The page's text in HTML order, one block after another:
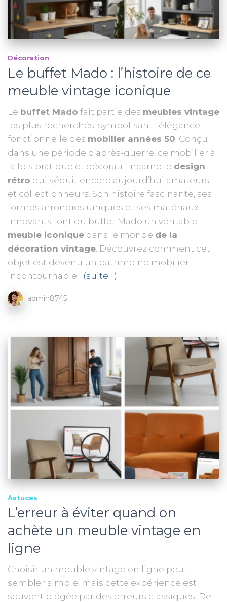
Décoration
Le buffet Mado : l’histoire de ce
meuble vintage iconique
Le buffet Mado fait partie des meubles vintage
les plus recherchés, symbolisant l’élégance
fonctionnelle des mobilier années 50 . Conçu
dans une période d’après-guerre, ce mobilier à
la fois pratique et décoratif incarne le design
rétro qui séduit encore aujourd’hui amateurs
et collectionneurs. Son histoire fascinante, ses
formes arrondies uniques et ses matériaux
innovants font du buffet Mado un véritable
meuble iconique dans le monde de la
décoration vintage . Découvrez comment cet
objet est devenu un patrimoine mobilier
incontournable.
(suite…)
admin8745
Astuces
L’erreur à éviter quand on
achète un meuble vintage en
ligne
Choisir un meuble vintage en ligne peut
sembler simple, mais cette expérience est
souvent piégée par des erreurs classiques. De